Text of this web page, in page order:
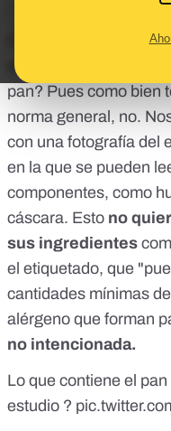
Crustáceos,
elementos entre los
pan? Pues como bien
norma general, no.
con una fotografía del
en la que se pueden
componentes, como
cáscara. Esto no
sus ingredientes
el etiquetado, que
cantidades mínimas
alérgeno que forman
no intencionada.
Lo que contiene el
estudio ?